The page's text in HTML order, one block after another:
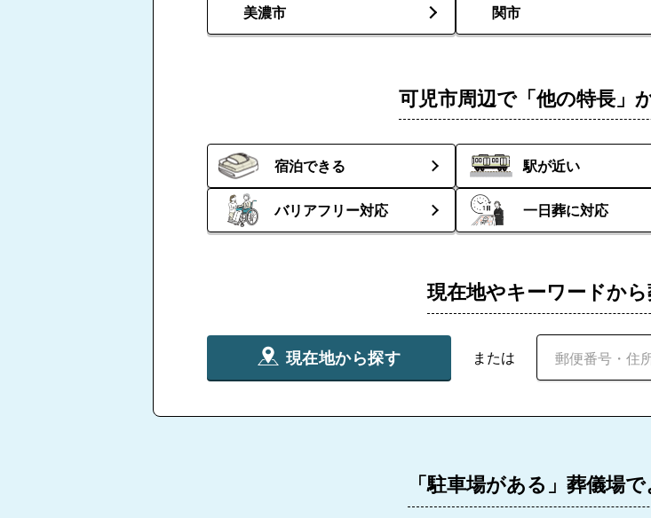
美濃市 関市
可児市周辺で「他の特長」
宿泊できる 駅が近い
バリアフリー対応 一日葬に対応
現在地やキーワードか
現在地から探す または
「駐車場がある」葬儀場